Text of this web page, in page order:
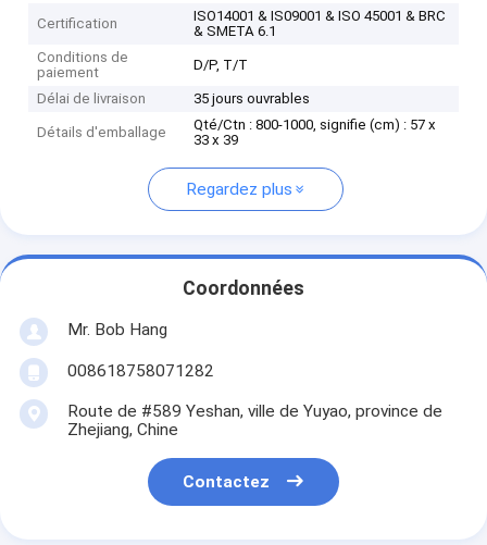
Certification
ISO14001 & IS09001 & ISO 45001 & BRC
& SMETA 6.1
Conditions de
paiement
D/P, T/T
Délai de livraison 35 jours ouvrables
Détails d'emballage
Qté/Ctn : 800-1000, signifie (cm) : 57 x
33 x 39
Regardez plus
Coordonnées
Mr. Bob Hang
008618758071282
Route de #589 Yeshan, ville de Yuyao, province de
Zhejiang, Chine
Contactez